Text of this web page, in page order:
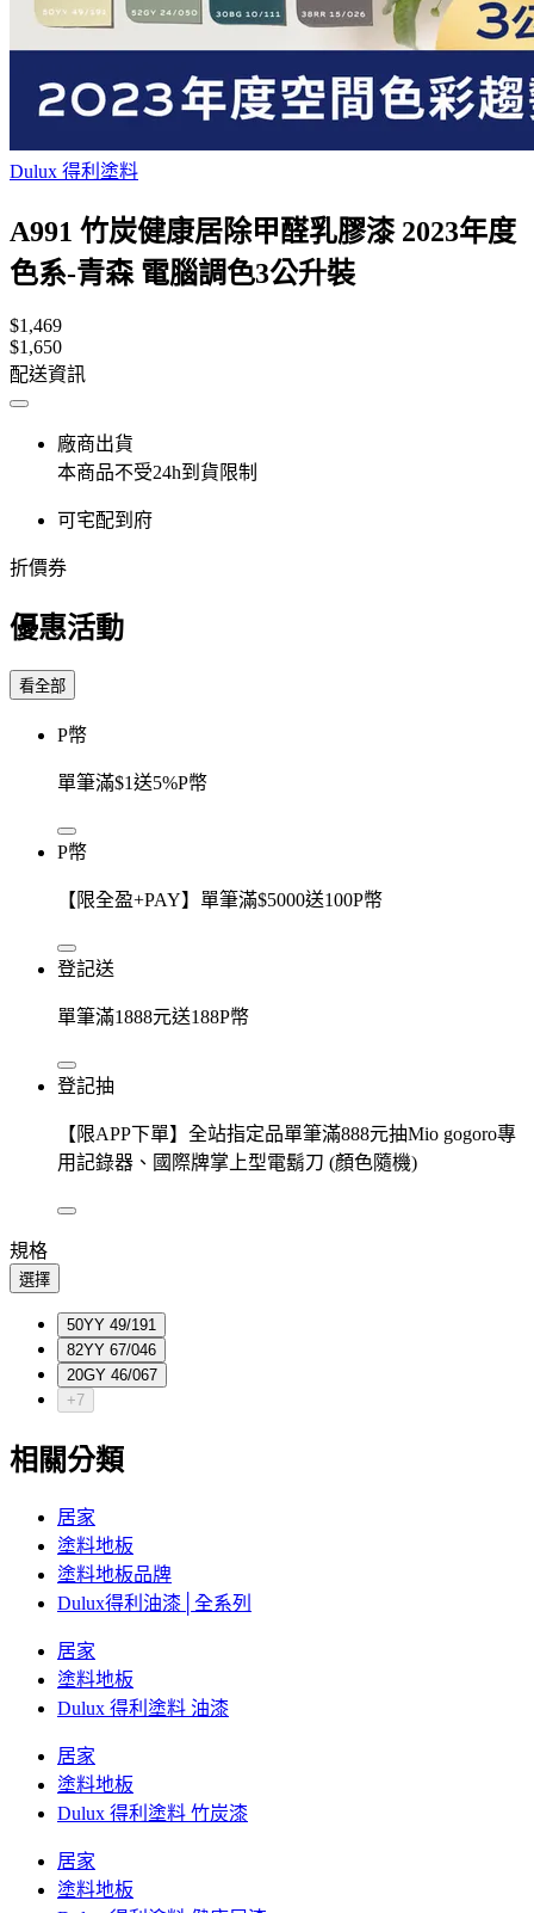
Dulux 得利塗料
A991 竹炭健康居除甲醛乳膠漆 2023年度
色系-青森 電腦調色3公升裝
$1,469
$1,650
配送資訊
廠商出貨
本商品不受24h到貨限制
可宅配到府
折價券
優惠活動
看全部
P幣
單筆滿$1送5%P幣
P幣
【限全盈+PAY】單筆滿$5000送100P幣
登記送
單筆滿1888元送188P幣
登記抽
【限APP下單】全站指定品單筆滿888元抽Mio gogoro專
用記錄器、國際牌掌上型電鬍刀 (顏色隨機)
規格
選擇
50YY 49/191
82YY 67/046
20GY 46/067
+7
相關分類
居家
塗料地板
塗料地板品牌
Dulux得利油漆│全系列
居家
塗料地板
Dulux 得利塗料 油漆
居家
塗料地板
Dulux 得利塗料 竹炭漆
居家
塗料地板